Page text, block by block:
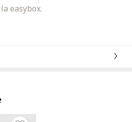
easybox.